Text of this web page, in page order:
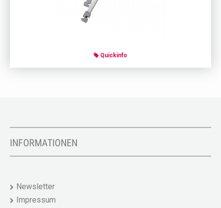
Quickinfo
INFORMATIONEN
Newsletter
Impressum